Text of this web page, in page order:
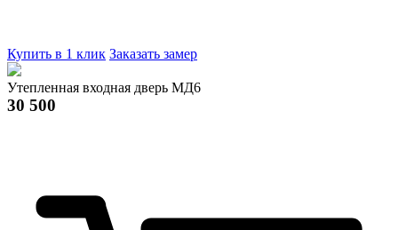
Купить в 1 клик Заказать замер
Утепленная входная дверь МД6
30 500